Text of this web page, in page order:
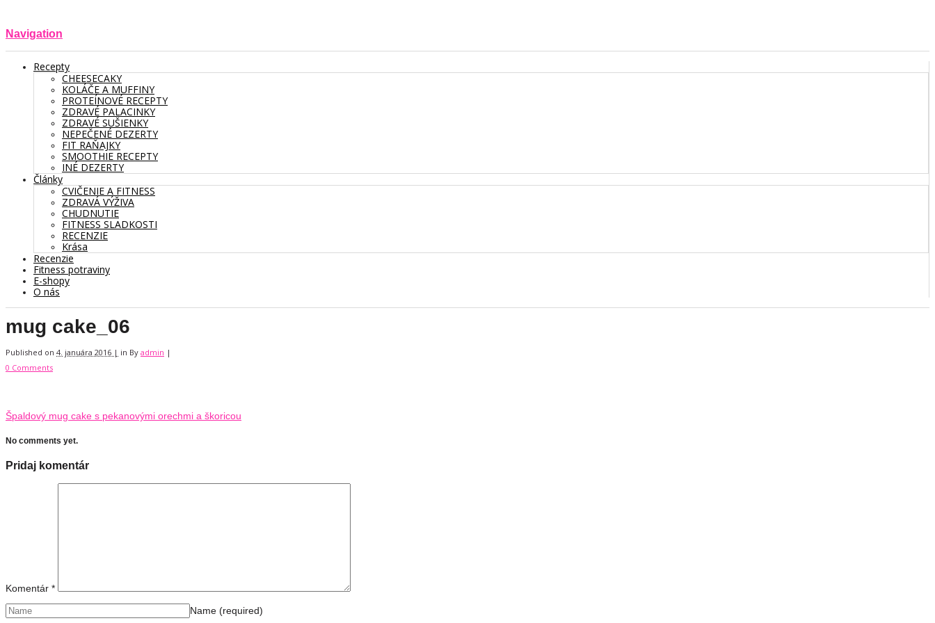
Navigation
Recepty
CHEESECAKY
KOLÁČE A MUFFINY
PROTEÍNOVÉ RECEPTY
ZDRAVÉ PALACINKY
ZDRAVÉ SUŠIENKY
NEPEČENÉ DEZERTY
FIT RAŇAJKY
SMOOTHIE RECEPTY
INÉ DEZERTY
Články
CVIČENIE A FITNESS
ZDRAVÁ VÝŽIVA
CHUDNUTIE
FITNESS SLADKOSTI
RECENZIE
Krása
Recenzie
Fitness potraviny
E-shopy
O nás
mug cake_06
Published on 4. januára 2016 | in By admin |
0 Comments
Špaldový mug cake s pekanovými orechmi a škoricou
No comments yet.
Pridaj komentár
Komentár *
Name (required)